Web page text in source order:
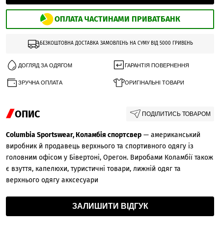
ОПЛАТА ЧАСТИНАМИ ПРИВАТБАНК
БЕЗКОШТОВНА ДОСТАВКА ЗАМОВЛЕНЬ НА СУМУ ВІД 5000 ГРИВЕНЬ
ДОГЛЯД ЗА ОДЯГОМ ГАРАНТІЯ ПОВЕРНЕННЯ
ЗРУЧНА ОПЛАТА ОРИГІНАЛЬНІ ТОВАРИ
ОПИС ПОДІЛИТИСЬ ТОВАРОМ
Columbia Sportswear, Коламбія спортсвер — американський
виробник й продавець верхнього та спортивного одягу із
головним офісом у Бівертоні, Орегон. Виробами Коламбії також
є взуття, капелюхи, туристичні товари, лижній одяг та
верхнього одягу акксесуари
ЗАЛИШИТИ ВІДГУК